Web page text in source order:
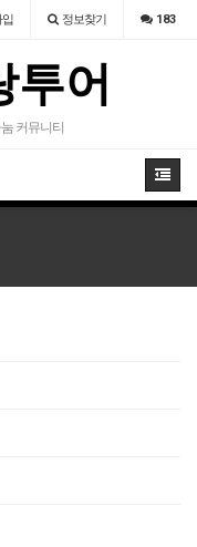
입 정보찾기 183
투어
커뮤니티